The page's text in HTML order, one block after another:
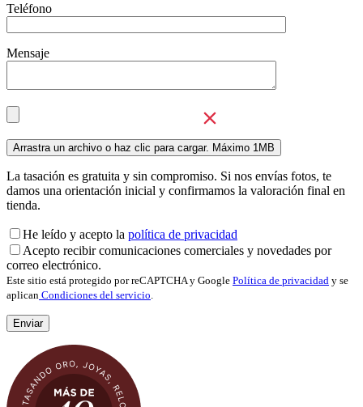
Teléfono
Mensaje
La tasación es gratuita y sin compromiso. Si nos envías fotos, te
damos una orientación inicial y confirmamos la valoración final en
tienda.
He leído y acepto la política de privacidad
Acepto recibir comunicaciones comerciales y novedades por
correo electrónico.
Este sitio está protegido por reCAPTCHA y Google Política de privacidad y se
aplican Condiciones del servicio